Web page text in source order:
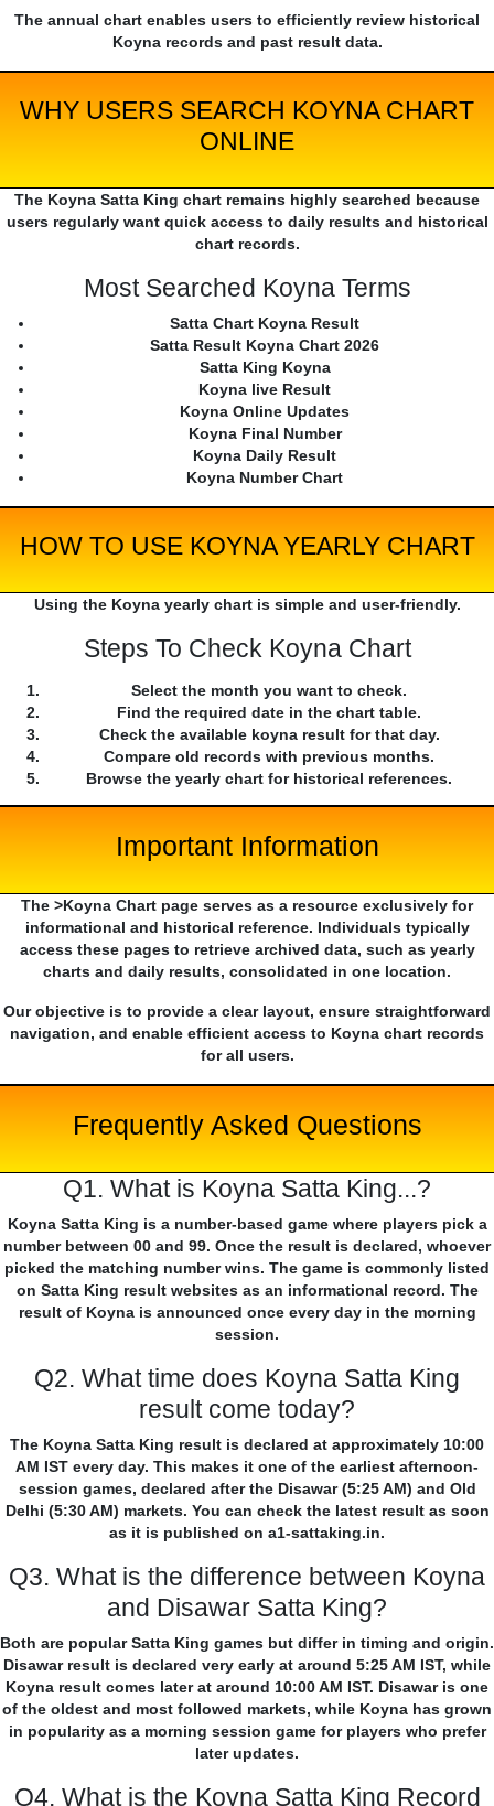
The annual chart enables users to efficiently review historical
Koyna records and past result data.
WHY USERS SEARCH KOYNA CHART
ONLINE
The Koyna Satta King chart remains highly searched because
users regularly want quick access to daily results and historical
chart records.
Most Searched Koyna Terms
Satta Chart Koyna Result
Satta Result Koyna Chart 2026
Satta King Koyna
Koyna live Result
Koyna Online Updates
Koyna Final Number
Koyna Daily Result
Koyna Number Chart
HOW TO USE KOYNA YEARLY CHART
Using the Koyna yearly chart is simple and user-friendly.
Steps To Check Koyna Chart
Select the month you want to check.
Find the required date in the chart table.
Check the available koyna result for that day.
Compare old records with previous months.
Browse the yearly chart for historical references.
Important Information
The >Koyna Chart page serves as a resource exclusively for
informational and historical reference. Individuals typically
access these pages to retrieve archived data, such as yearly
charts and daily results, consolidated in one location.
Our objective is to provide a clear layout, ensure straightforward
navigation, and enable efficient access to Koyna chart records
for all users.
Frequently Asked Questions
Q1. What is Koyna Satta King...?
Koyna Satta King is a number-based game where players pick a
number between 00 and 99. Once the result is declared, whoever
picked the matching number wins. The game is commonly listed
on Satta King result websites as an informational record. The
result of Koyna is announced once every day in the morning
session.
Q2. What time does Koyna Satta King
result come today?
The Koyna Satta King result is declared at approximately 10:00
AM IST every day. This makes it one of the earliest afternoon-
session games, declared after the Disawar (5:25 AM) and Old
Delhi (5:30 AM) markets. You can check the latest result as soon
as it is published on a1-sattaking.in.
Q3. What is the difference between Koyna
and Disawar Satta King?
Both are popular Satta King games but differ in timing and origin.
Disawar result is declared very early at around 5:25 AM IST, while
Koyna result comes later at around 10:00 AM IST. Disawar is one
of the oldest and most followed markets, while Koyna has grown
in popularity as a morning session game for players who prefer
later updates.
Q4. What is the Koyna Satta King Record